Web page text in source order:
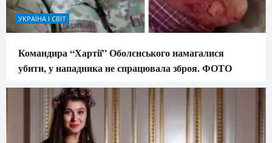
УКРАЇНА І СВІТ
Командира “Хартії” Оболєнського намагалися
убити, у нападника не спрацювала зброя. ФОТО